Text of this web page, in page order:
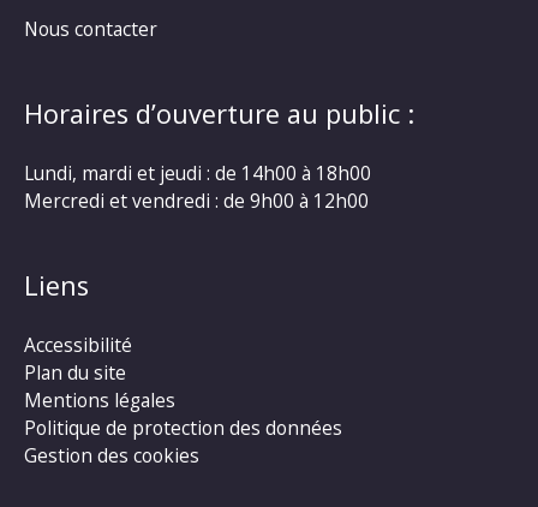
Nous contacter
Horaires d’ouverture au public :
Lundi, mardi et jeudi : de 14h00 à 18h00
Mercredi et vendredi : de 9h00 à 12h00
Liens
Accessibilité
Plan du site
Mentions légales
Politique de protection des données
Gestion des cookies